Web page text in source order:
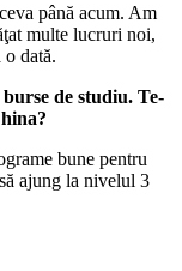
până acum. Am
multe lucruri noi,
dată.
de studiu. Te-
bune pentru
ajung la nivelul 3